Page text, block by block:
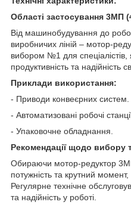
Області застосування 3МП
Від машинобудування до
виробничих ліній – мотор-
вибором №1 для спеціалістів,
продуктивність та надійність
Приклади використання:
- Приводи конвеєрних систем.
- Автоматизовані робочі
- Упаковочне обладнання.
Рекомендації щодо вибору
Обираючи мотор-редуктор
потужність та крутний
Регулярне технічне
та надійність у роботі.